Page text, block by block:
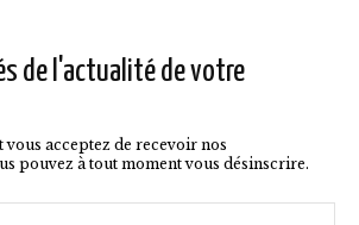
de l'actualité de votre
vous acceptez de recevoir nos
pouvez à tout moment vous désinscrire.